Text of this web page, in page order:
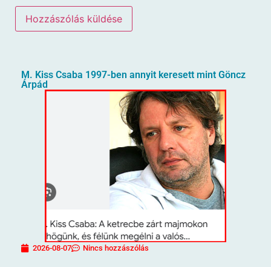
M. Kiss Csaba 1997-ben annyit keresett mint Göncz
Árpád
2026-08-07 Nincs hozzászólás